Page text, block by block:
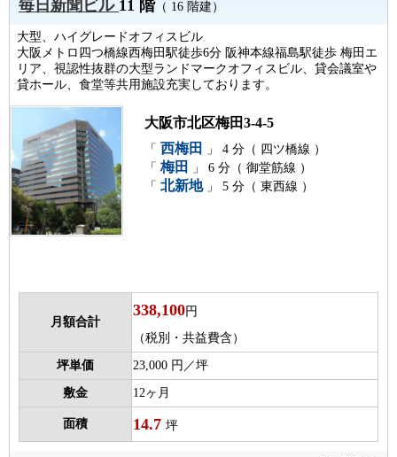
毎日新聞ビル11 階（ 16 階建）
大型、ハイグレードオフィスビル
大阪メトロ四つ橋線西梅田駅徒歩6分 阪神本線福島駅徒歩 梅田エ
リア、視認性抜群の大型ランドマークオフィスビル、貸会議室や
貸ホール、食堂等共用施設充実しております。
大阪市北区梅田3-4-5
「 西梅田
」 4 分（ 四ツ橋線 ）
「 梅田
」 6 分（ 御堂筋線 ）
「 北新地 」 5 分（ 東西線 ）
月額合計
338,100円
（税別・共益費含）
坪単価 23,000 円／坪
敷金 12ヶ月
面積 14.7 坪